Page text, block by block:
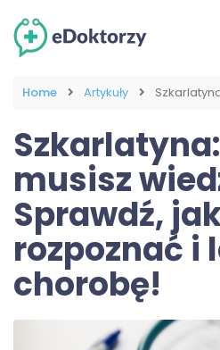
Home Artykuły
musisz
Sprawdź,
rozpoznać i
chorobę!